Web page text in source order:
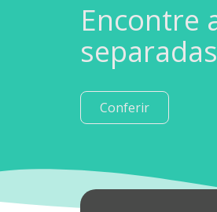
Encontre
Conferir